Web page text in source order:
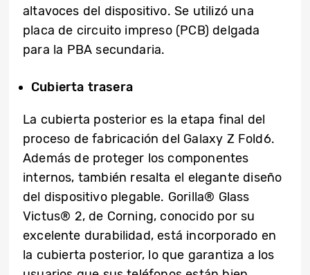
altavoces del dispositivo. Se utilizó una
placa de circuito impreso (PCB) delgada
para la PBA secundaria.
Cubierta trasera
La cubierta posterior es la etapa final del
proceso de fabricación del Galaxy Z Fold6.
Además de proteger los componentes
internos, también resalta el elegante diseño
del dispositivo plegable. Gorilla® Glass
Victus® 2, de Corning, conocido por su
excelente durabilidad, está incorporado en
la cubierta posterior, lo que garantiza a los